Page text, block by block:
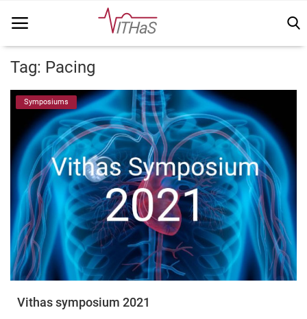
Home
Vithas Info
Kennisbank
Vakinhoudelijk
FSN
Vacatures
Login
Registreer
Tag: Pacing
Symposiums
Vithas symposium 2021